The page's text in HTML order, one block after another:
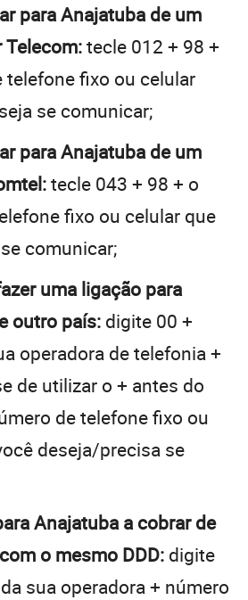
para Anajatuba de um
Telecom:tecle 012 + 98 +
telefone fixo ou celular
se comunicar;
para Anajatuba de um
tecle 043 + 98 + o
fixo ou celular que
comunicar;
uma ligação para
outro país: digite 00 +
operadora de telefonia +
de utilizar o + antes do
de telefone fixo ou
deseja/precisa se
Anajatuba a cobrar de
o mesmo DDD: digite
sua operadora + número